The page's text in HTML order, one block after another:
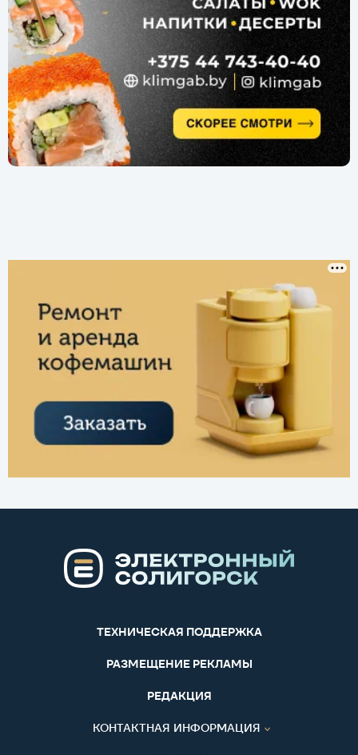
ТЕХНИЧЕСКАЯ ПОДДЕРЖКА
РАЗМЕЩЕНИЕ РЕКЛАМЫ
РЕДАКЦИЯ
КОНТАКТНАЯ ИНФОРМАЦИЯ